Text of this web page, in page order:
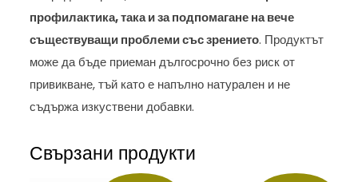
профилактика, така и за подпомагане на вече
съществуващи проблеми със зрението. Продуктът
може да бъде приеман дългосрочно без риск от
привикване, тъй като е напълно натурален и не
съдържа изкуствени добавки.
Свързани продукти